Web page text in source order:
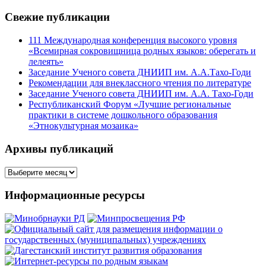
Свежие публикации
111 Международная конференция высокого уровня
«Всемирная сокровищница родных языков: оберегать и
лелеять»
Заседание Ученого совета ДНИИП им. А.А.Тахо-Годи
Рекомендации для внеклассного чтения по литературе
Заседание Ученого совета ДНИИП им. А.А. Тахо-Годи
Республиканский Форум «Лучшие региональные
практики в системе дошкольного образования
«Этнокультурная мозаика»
Архивы публикаций
Архивы
Информационные ресурсы